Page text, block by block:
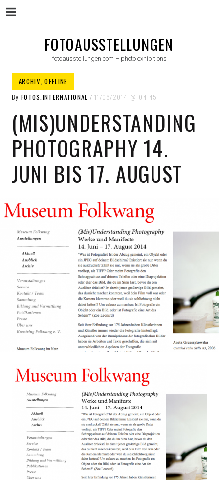
FOTOAUSSTELLUNGEN
fotoausstellungen.com – photo exhibitions
ARCHIV,OFFLINE
By FOTOS.INTERNATIONAL 11/06/2014 04:45
(MIS)UNDERSTANDING
PHOTOGRAPHY 14.
JUNI BIS 17. AUGUST
Menu